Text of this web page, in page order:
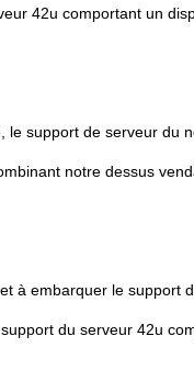
42u comportant un
le support de serveur du
notre dessus
à embarquer le support
du serveur 42u